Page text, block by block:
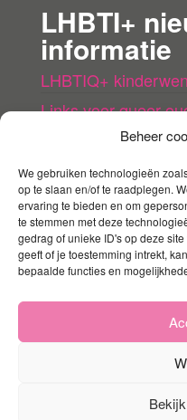
Beheer
We gebruiken technologieën
op te slaan en/of te raadplegen.
ervaring te bieden en om
te stemmen met deze
gedrag of unieke ID's op deze
geeft of je toestemming intrekt,
bepaalde functies en
LHBTI+
informatie
LHBTIQ+
Links voor queer
LHBTI+
Queer agenda
Mijn
Contact
Ondersteund door